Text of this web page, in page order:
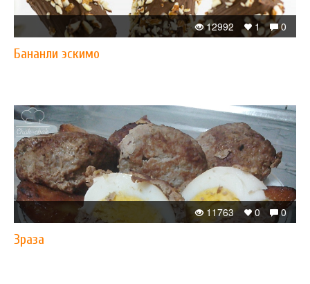
0
1
12992
Бананли эскимо
0
0
11763
Зраза